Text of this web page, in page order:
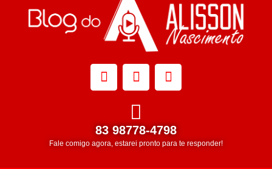
83 98778-4798
Fale comigo agora, estarei pronto para te responder!